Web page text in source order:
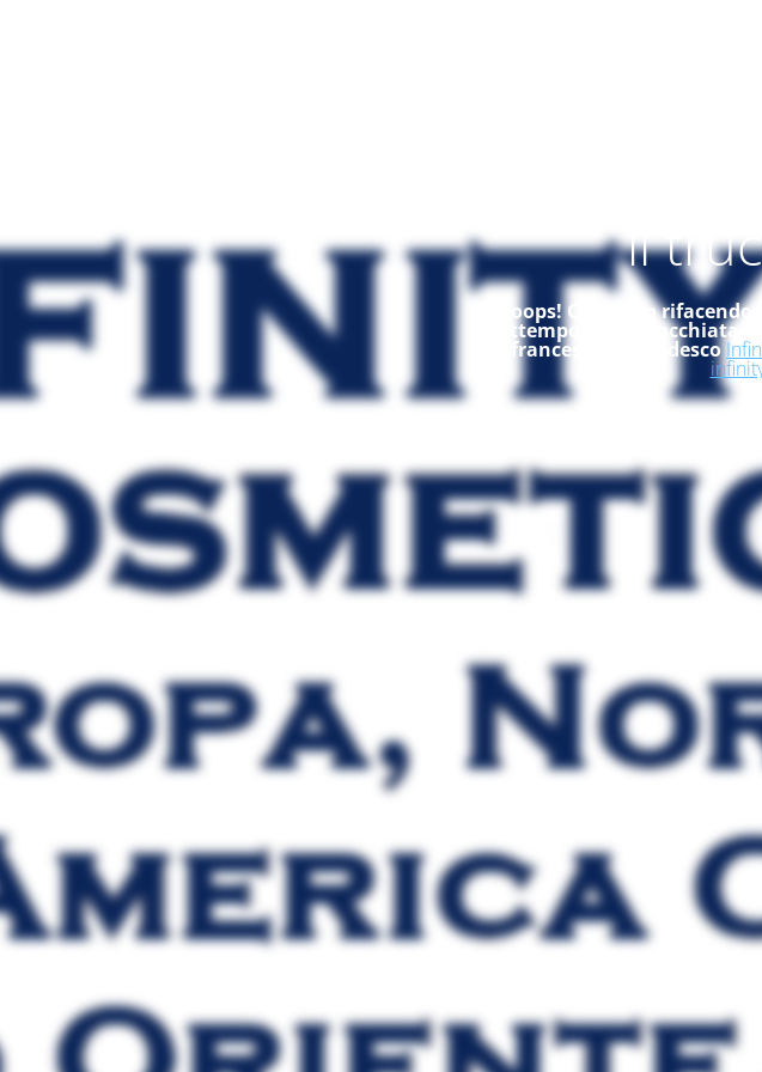
Modalità
il
Ooops! Ci stiamo
frattempo, dai un'occhiata
francese ed in tedesco